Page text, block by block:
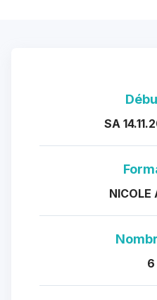
SA
NICOLE
6